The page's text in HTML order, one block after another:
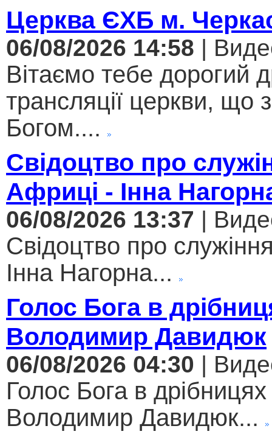
Церква ЄХБ м.
06/08/2026 14:58 |
Вітаємо тебе дорогий
трансляції церкви, що
Богом....
Свідоцтво про
Африці - Інна
06/08/2026 13:37 |
Свідоцтво про
Інна Нагорна...
Голос Бога в
Володимир Давидюк
06/08/2026 04:30 |
Голос Бога в
Володимир Давидюк...